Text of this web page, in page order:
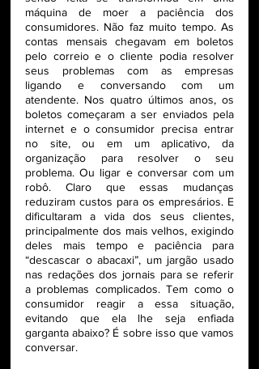
máquina de moer a paciência dos
consumidores. Não faz muito tempo. As
contas mensais chegavam em boletos
pelo correio e o cliente podia resolver
seus problemas com as empresas
ligando e conversando com um
atendente. Nos quatro últimos anos, os
boletos começaram a ser enviados pela
internet e o consumidor precisa entrar
no site, ou em um aplicativo, da
organização para resolver o seu
problema. Ou ligar e conversar com um
robô. Claro que essas mudanças
reduziram custos para os empresários. E
dificultaram a vida dos seus clientes,
principalmente dos mais velhos, exigindo
deles mais tempo e paciência para
“descascar o abacaxi”, um jargão usado
nas redações dos jornais para se referir
a problemas complicados. Tem como o
consumidor reagir a essa situação,
evitando que ela lhe seja enfiada
garganta abaixo? É sobre isso que vamos
conversar.